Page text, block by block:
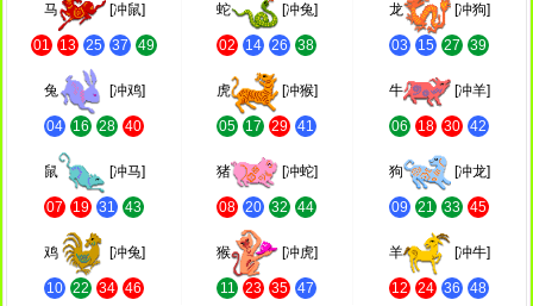
马 [冲鼠]
01 13 25 37 49
蛇 [冲兔]
02 14 26 38
龙 [冲狗]
03 15 27 39
兔 [冲鸡]
04 16 28 40
虎 [冲猴]
05 17 29 41
牛 [冲羊]
06 18 30 42
鼠 [冲马]
07 19 31 43
猪 [冲蛇]
08 20 32 44
狗 [冲龙]
09 21 33 45
鸡 [冲兔]
10 22 34 46
猴 [冲虎]
11 23 35 47
羊 [冲牛]
12 24 36 48